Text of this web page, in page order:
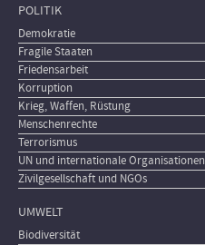
POLITIK
Demokratie
Fragile Staaten
Friedensarbeit
Korruption
Krieg, Waffen, Rüstung
Menschenrechte
Terrorismus
UN und internationale Organisationen
Zivilgesellschaft und NGOs
UMWELT
Biodiversität